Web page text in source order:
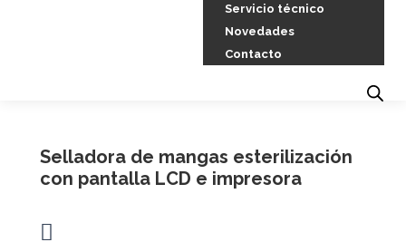
Servicio técnico
Novedades
Contacto
Selladora de mangas esterilización
con pantalla LCD e impresora